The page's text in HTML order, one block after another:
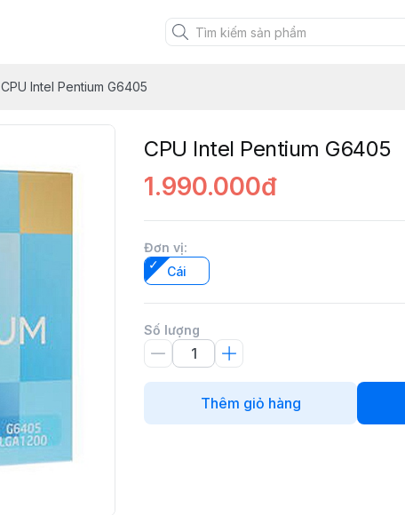
CPU Intel Pentium G6405
CPU Intel Pentium G6405
1.990.000đ
Đơn vị:
Cái
Số lượng
Thêm giỏ hàng